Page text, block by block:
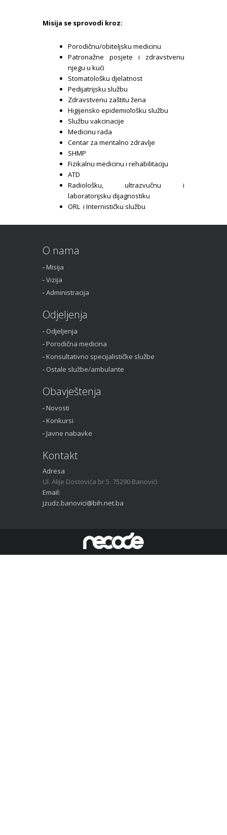
Misija se sprovodi kroz:
Porodičnu/obiteljsku medicinu
Patronažne posjete i zdravstvenu
njegu u kući
Stomatološku djelatnost
Pedijatrijsku službu
Zdravstvenu zaštitu žena
Higijensko epidemiološku službu
Službu vakcinacije
Medicinu rada
Centar za mentalno zdravlje
SHMP
Fizikalnu medicinu i rehabilitaciju
ATD
Radiološku, ultrazvučnu i
laboratorijsku dijagnostiku
ORL i Internističku službu
O nama
Misija
Vizija
Administracija
Odjeljenja
Odjeljenja
Porodična medicina
Konsultativno specijalističke službe
Ostale službe/ambulante
Obavještenja
Novosti
Konkursi
Javne nabavke
Kontakt
Adresa
Ul. Alije Dostovića br.5. 75290 Banovići
Email:
jzudz.banovici@bih.net.ba